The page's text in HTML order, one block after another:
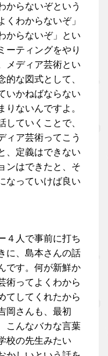
からないぞという
くわからないぞ」
からないぞ」とい
ーティングをやり
メディア芸術とい
的な図式として、
いかねばならない
りないんですよ。
していくことで、
ィア芸術ってこう
、定義はできない
ンはできたと、そ
なっていけば良い
４人で事前に打ち
に、島本さんの話
です。何が新鮮か
術ってよくわから
てしてくれたから
岡さんも、最初
こんなバカな言葉
校の先生みたい